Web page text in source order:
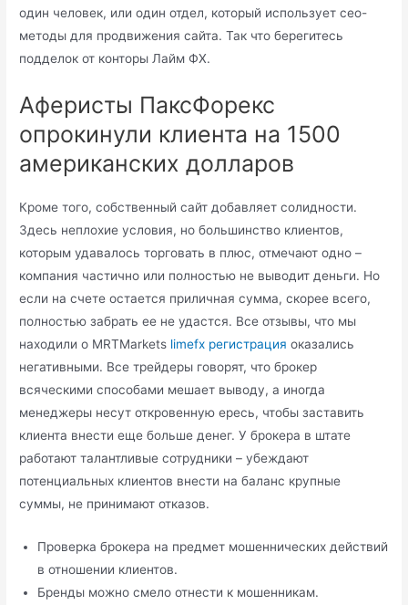
один человек, или один отдел, который использует сео-
методы для продвижения сайта. Так что берегитесь
подделок от конторы Лайм ФХ.
Аферисты ПаксФорекс
опрокинули клиента на 1500
американских долларов
Кроме того, собственный сайт добавляет солидности.
Здесь неплохие условия, но большинство клиентов,
которым удавалось торговать в плюс, отмечают одно –
компания частично или полностью не выводит деньги. Но
если на счете остается приличная сумма, скорее всего,
полностью забрать ее не удастся. Все отзывы, что мы
находили о MRTMarkets limefx регистрация оказались
негативными. Все трейдеры говорят, что брокер
всяческими способами мешает выводу, а иногда
менеджеры несут откровенную ересь, чтобы заставить
клиента внести еще больше денег. У брокера в штате
работают талантливые сотрудники – убеждают
потенциальных клиентов внести на баланс крупные
суммы, не принимают отказов.
Проверка брокера на предмет мошеннических действий
в отношении клиентов.
Бренды можно смело отнести к мошенникам.